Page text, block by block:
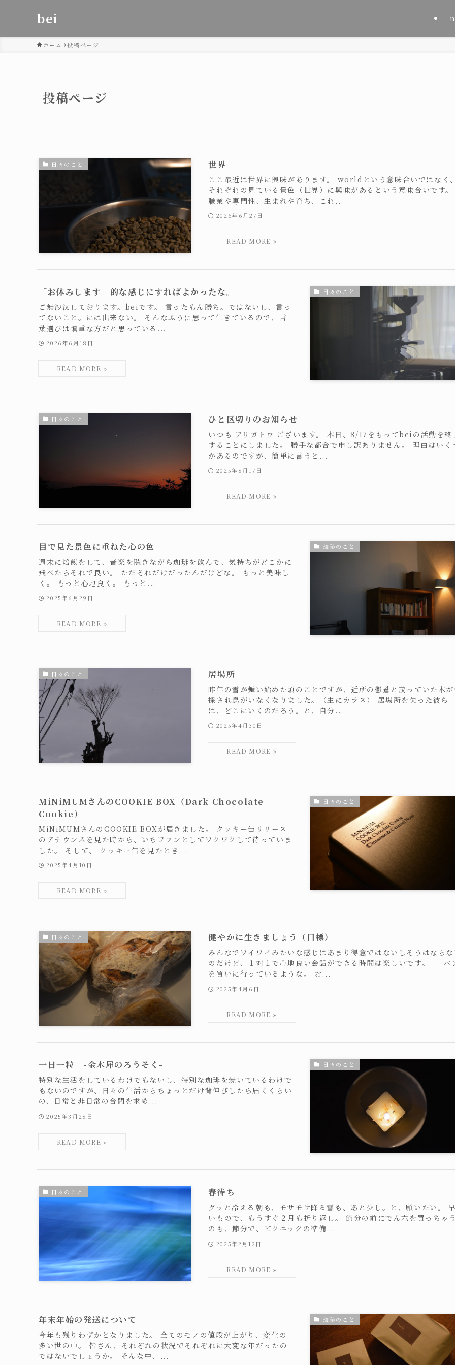
bei
ホーム 投稿ページ
投稿ページ
日々のこと 世界
ここ最近は世界に興味があります。 worldという意味合いではなく
それぞれの見ている景色（世界）に興味があるという意味合いです。
職業や専門性、生まれや育ち、これ...
2026年6月27日
日々のこと
「お休みします」的な感じにすればよかったな。
ご無沙汰しております。beiです。 言ったもん勝ち。ではないし、言っ
てないこと。には出来ない。 そんなふうに思って生きているので、言
葉選びは慎重な方だと思っている...
2026年6月18日
日々のこと ひと区切りのお知らせ
いつも アリガトウ ございます。 本日、8/17をもってbeiの活動を終
することにしました。 勝手な都合で申し訳ありません。 理由はいく
かあるのですが、簡単に言うと...
2025年8月17日
珈琲のこと
目で見た景色に重ねた心の色
週末に焙煎をして、音楽を聴きながら珈琲を飲んで、気持ちがどこかに
飛べたらそれで良い。 ただそれだけだったんだけどな。 もっと美味し
く。 もっと心地良く。 もっと...
2025年6月29日
日々のこと 居場所
昨年の雪が舞い始めた頃のことですが、近所の鬱蒼と茂っていた木
採され鳥がいなくなりました。（主にカラス） 居場所を失った彼ら
は、どこにいくのだろう。と、自分...
2025年4月30日
日々のこと
MiNiMUMさんのCOOKIE BOX（Dark Chocolate
Cookie）
MiNiMUMさんのCOOKIE BOXが届きました。 クッキー缶リリース
のアナウンスを見た時から、いちファンとしてワクワクして待っていま
した。 そして、 クッキー缶を見たとき...
2025年4月10日
日々のこと 健やかに生きましょう（目標）
みんなでワイワイみたいな感じはあまり得意ではないしそうはなら
のだけど、１対１で心地良い会話ができる時間は楽しいです。 パ
を買いに行っているような。 お...
2025年4月6日
日々のこと
一日一粒 -金木犀のろうそく-
特別な生活をしているわけでもないし、特別な珈琲を焼いているわけで
もないのですが、日々の生活からちょっとだけ背伸びしたら届くくらい
の、日常と非日常の合間を求め...
2025年3月28日
日々のこと 春待ち
グッと冷える朝も、モサモサ降る雪も、あと少し。と、願いたい。
いもので、もうすぐ２月も折り返し。 節分の前にでん六を買っちゃ
のも、節分で、ピクニックの準備...
2025年2月12日
珈琲のこと
年末年始の発送について
今年も残りわずかとなりました。 全てのモノの値段が上がり、変化の
多い世の中。 皆さん、それぞれの状況でそれぞれに大変な年だったの
ではないでしょうか。 そんな中、...